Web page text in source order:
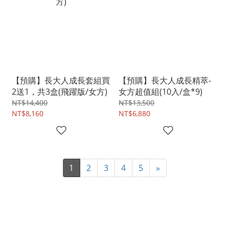
【預購】長大人成長套組買
2送1，共3盒(飛躍版/女方)
NT$14,400
NT$8,160
【預購】長大人成長精萃-
女方超值組(10入/盒*9)
NT$13,500
NT$6,880
1 2 3 4 5 »